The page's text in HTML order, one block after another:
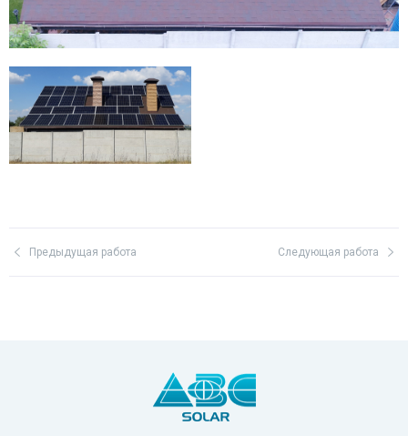
Следующая работа
Предыдущая работа